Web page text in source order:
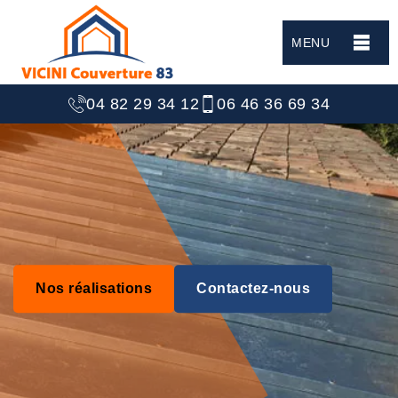
MENU
04 82 29 34 12 06 46 36 69 34
Nos réalisations Contactez-nous